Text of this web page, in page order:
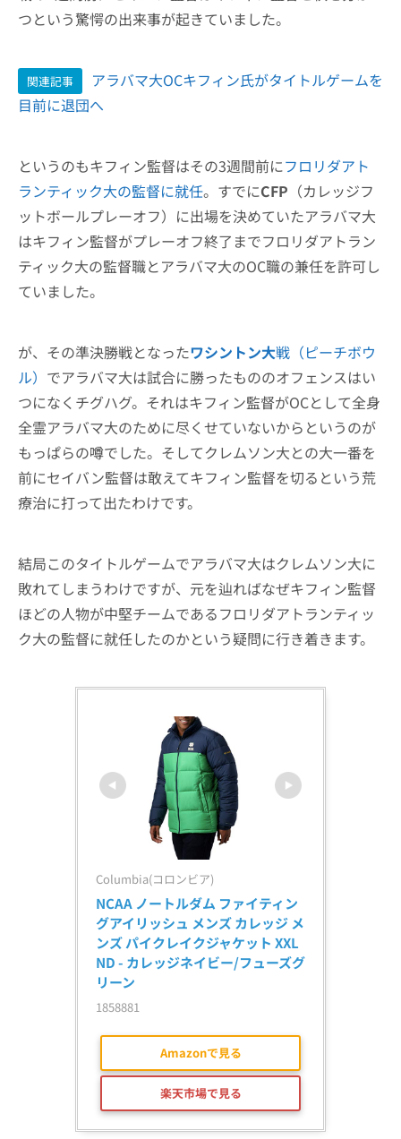
つという驚愕の出来事が起きていました。
関連記事
アラバマ大OCキフィン氏がタイトルゲームを
目前に退団へ
というのもキフィン監督はその3週間前にフロリダアト
ランティック大の監督に就任。すでにCFP （カレッジフ
ットボールプレーオフ）に出場を決めていたアラバマ大
はキフィン監督がプレーオフ終了までフロリダアトラン
ティック大の監督職とアラバマ大のOC職の兼任を許可し
ていました。
が、その準決勝戦となったワシントン大戦（ピーチボウ
ル） でアラバマ大は試合に勝ったもののオフェンスはい
つになくチグハグ。それはキフィン監督がOCとして全身
全霊アラバマ大のために尽くせていないからというのが
もっぱらの噂でした。そしてクレムソン大との大一番を
前にセイバン監督は敢えてキフィン監督を切るという荒
療治に打って出たわけです。
結局このタイトルゲームでアラバマ大はクレムソン大に
敗れてしまうわけですが、元を辿ればなぜキフィン監督
ほどの人物が中堅チームであるフロリダアトランティッ
ク大の監督に就任したのかという疑問に行き着きます。
Columbia(コロンビア)
NCAA ノートルダム ファイティン
グアイリッシュ メンズ カレッジ メ
ンズ パイクレイクジャケット XXL
ND - カレッジネイビー/フューズグ
リーン
1858881
Amazonで見る
楽天市場で見る